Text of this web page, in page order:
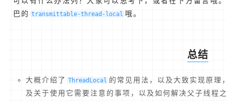
巴的 transmittable-thread-local 哦。
总结
大概介绍了 ThreadLocal 的常见用法，以及大致实现原理
及关于使用它需要注意的事项，以及如何解决父子线程